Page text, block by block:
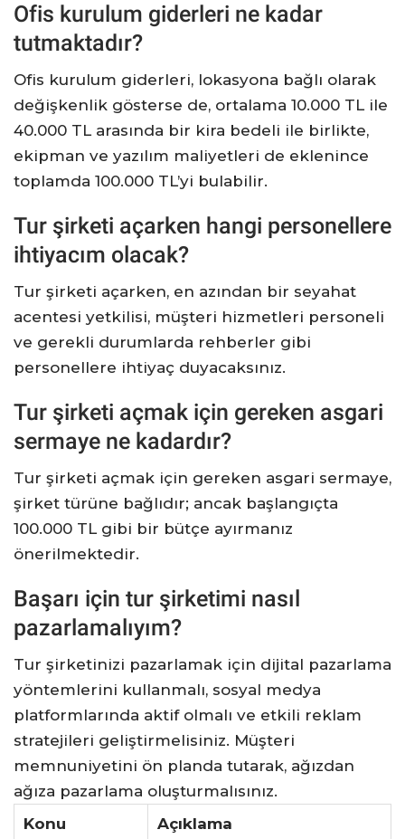
Ofis kurulum giderleri ne kadar
tutmaktadır?
Ofis kurulum giderleri, lokasyona bağlı olarak
değişkenlik gösterse de, ortalama 10.000 TL ile
40.000 TL arasında bir kira bedeli ile birlikte,
ekipman ve yazılım maliyetleri de eklenince
toplamda 100.000 TL’yi bulabilir.
Tur şirketi açarken hangi personellere
ihtiyacım olacak?
Tur şirketi açarken, en azından bir seyahat
acentesi yetkilisi, müşteri hizmetleri personeli
ve gerekli durumlarda rehberler gibi
personellere ihtiyaç duyacaksınız.
Tur şirketi açmak için gereken asgari
sermaye ne kadardır?
Tur şirketi açmak için gereken asgari sermaye,
şirket türüne bağlıdır; ancak başlangıçta
100.000 TL gibi bir bütçe ayırmanız
önerilmektedir.
Başarı için tur şirketimi nasıl
pazarlamalıyım?
Tur şirketinizi pazarlamak için dijital pazarlama
yöntemlerini kullanmalı, sosyal medya
platformlarında aktif olmalı ve etkili reklam
stratejileri geliştirmelisiniz. Müşteri
memnuniyetini ön planda tutarak, ağızdan
ağıza pazarlama oluşturmalısınız.
Konu
Açıklama